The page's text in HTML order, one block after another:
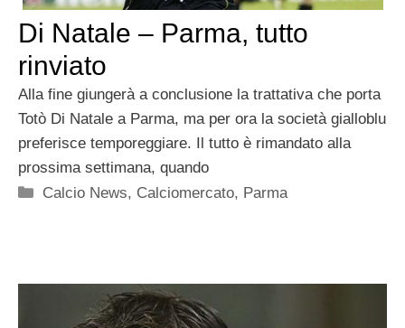
Di Natale – Parma, tutto
rinviato
Alla fine giungerà a conclusione la trattativa che porta
Totò Di Natale a Parma, ma per ora la società gialloblu
preferisce temporeggiare. Il tutto è rimandato alla
prossima settimana, quando
Categorie
Calcio News, Calciomercato, Parma